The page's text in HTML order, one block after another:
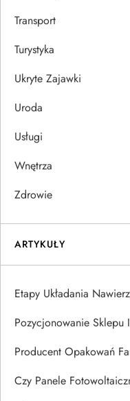
Transport
Turystyka
Ukryte Zajawki
Uroda
Usługi
Wnętrza
Zdrowie
ARTYKUŁY
Etapy Układania
Pozycjonowanie Sklepu
Producent Opakowań
Czy Panele